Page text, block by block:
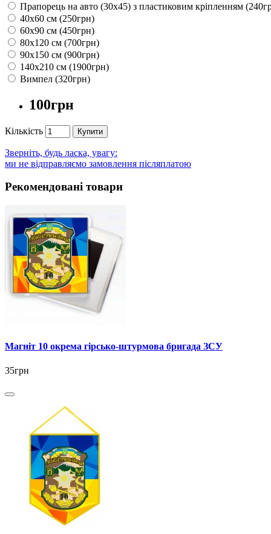
Прапорець на авто (30х45) з пластиковим кріпленням
40х60 см (250грн)
60х90 см (450грн)
80х120 см (700грн)
90х150 см (900грн)
140х210 см (1900грн)
Вимпел (320грн)
100грн
Кількість Купити
Зверніть, будь ласка, увагу:
ми не відправляємо замовлення післяплатою
Рекомендовані товари
Магніт 10 окрема гірсько-штурмова бригада ЗСУ
35грн